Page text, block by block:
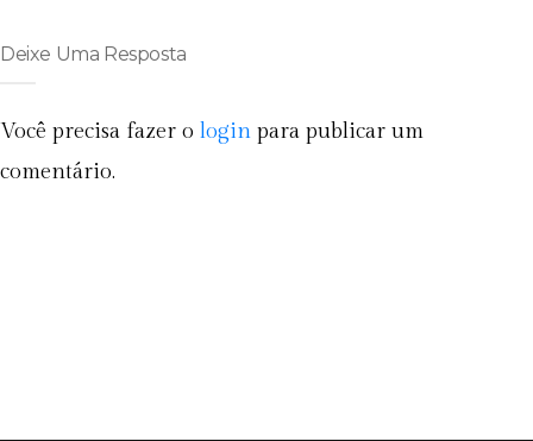
Deixe Uma Resposta
Você precisa fazer o login para publicar um
comentário.